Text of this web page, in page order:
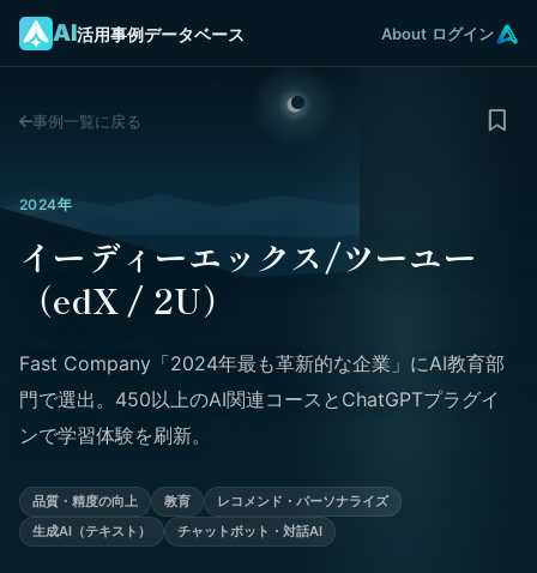
AI活用事例データベース About ログイン
事例一覧に戻る
2024年
イーディーエックス/ツーユー
（edX / 2U）
Fast Company「2024年最も革新的な企業」にAI教育部
門で選出。450以上のAI関連コースとChatGPTプラグイ
ンで学習体験を刷新。
品質・精度の向上 教育
レコメンド・パーソナライズ
生成AI（テキスト）
チャットボット・対話AI